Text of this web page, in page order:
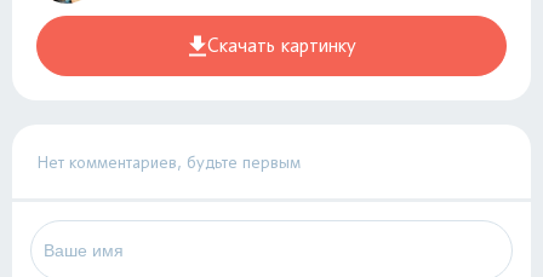
Скачать картинку
Нет комментариев, будьте первым